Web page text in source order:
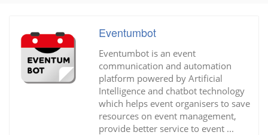
Eventumbot
Eventumbot is an event
communication and automation
platform powered by Artificial
Intelligence and chatbot technology
which helps event organisers to save
resources on event management,
provide better service to event ...